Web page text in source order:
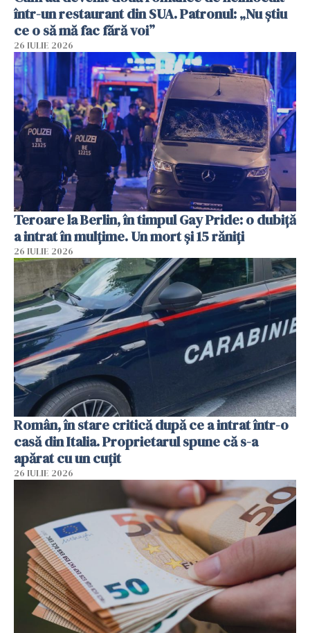
într-un restaurant din SUA. Patronul: „Nu știu
ce o să mă fac fără voi”
26 IULIE 2026
Teroare la Berlin, în timpul Gay Pride: o dubiță
a intrat în mulțime. Un mort și 15 răniți
26 IULIE 2026
Român, în stare critică după ce a intrat într-o
casă din Italia. Proprietarul spune că s-a
apărat cu un cuțit
26 IULIE 2026